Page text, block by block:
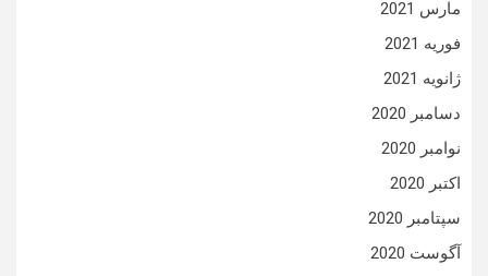
مارس 2021
فوریه 2021
ژانویه 2021
دسامبر 2020
نوامبر 2020
اکتبر 2020
سپتامبر 2020
آگوست 2020